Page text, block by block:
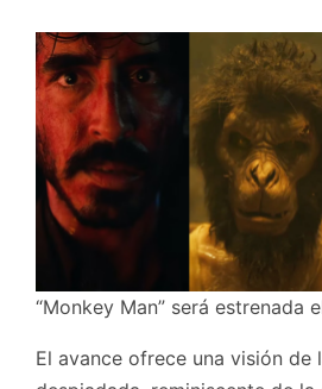
“Monkey Man” será estrenada
El avance ofrece una visión de